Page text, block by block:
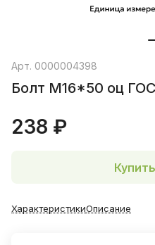
Арт. 0000004398
Болт М16*50 оц
238 ₽
ХарактеристикиОписание